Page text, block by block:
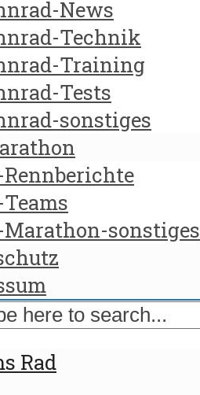
News
Technik
Training
Tests
sonstiges
Rennberichte
Teams
Marathon-sonstiges